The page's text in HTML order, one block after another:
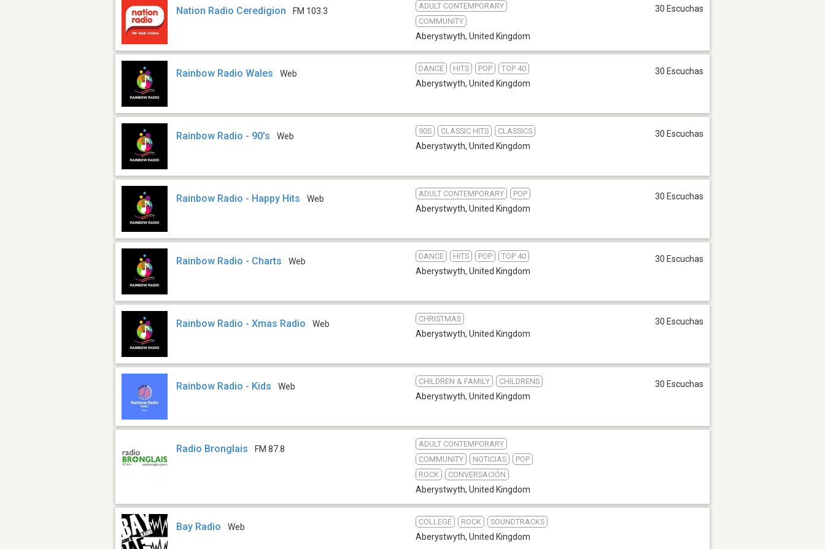
Nation Radio Ceredigion FM 103.3
ADULT CONTEMPORARY
COMMUNITY
Aberystwyth, United Kingdom
30 Escuchas
Rainbow Radio Wales Web
DANCE HITS POP TOP 40
Aberystwyth, United Kingdom
30 Escuchas
Rainbow Radio - 90's Web
90S CLASSIC HITS CLASSICS
Aberystwyth, United Kingdom
30 Escuchas
Rainbow Radio - Happy Hits Web
ADULT CONTEMPORARY POP
Aberystwyth, United Kingdom
30 Escuchas
Rainbow Radio - Charts Web
DANCE HITS POP TOP 40
Aberystwyth, United Kingdom
30 Escuchas
Rainbow Radio - Xmas Radio Web
CHRISTMAS
Aberystwyth, United Kingdom
30 Escuchas
Rainbow Radio - Kids Web
CHILDREN & FAMILY CHILDRENS
Aberystwyth, United Kingdom
30 Escuchas
Radio Bronglais FM 87.8
ADULT CONTEMPORARY
COMMUNITY
NOTICIAS
POP
ROCK
CONVERSACIÓN
Aberystwyth, United Kingdom
Bay Radio Web
COLLEGE ROCK SOUNDTRACKS
Aberystwyth, United Kingdom